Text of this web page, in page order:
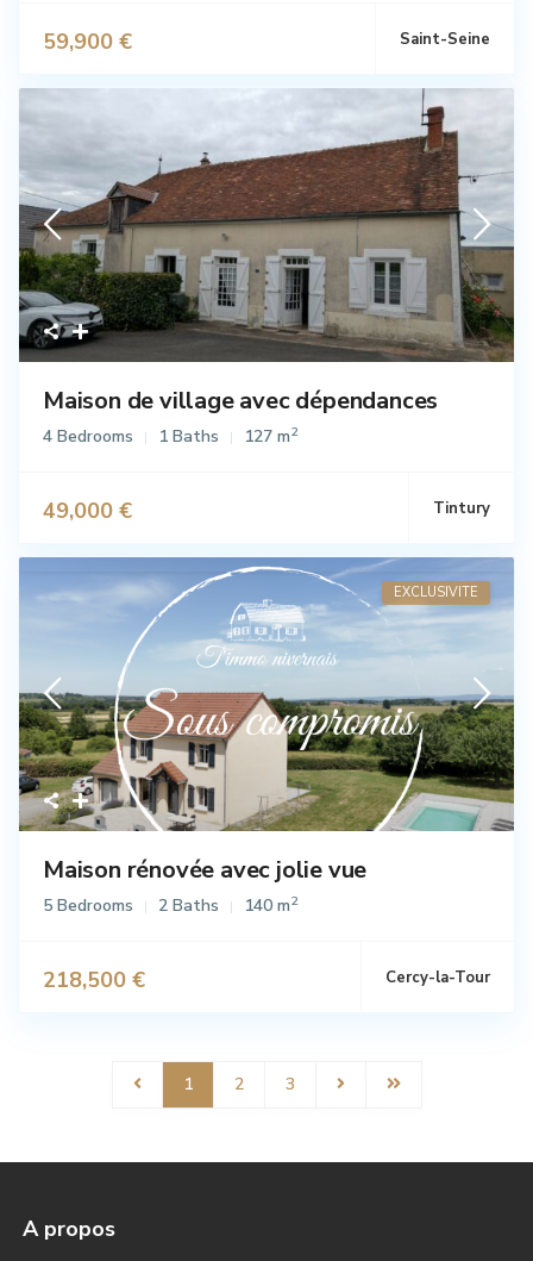
59,900 € Saint-Seine
Maison de village avec dépendances
4 Bedrooms 1 Baths 127 m2
49,000 € Tintury
EXCLUSIVITE
Maison rénovée avec jolie vue
5 Bedrooms 2 Baths 140 m2
218,500 € Cercy-la-Tour
1 2 3
A propos